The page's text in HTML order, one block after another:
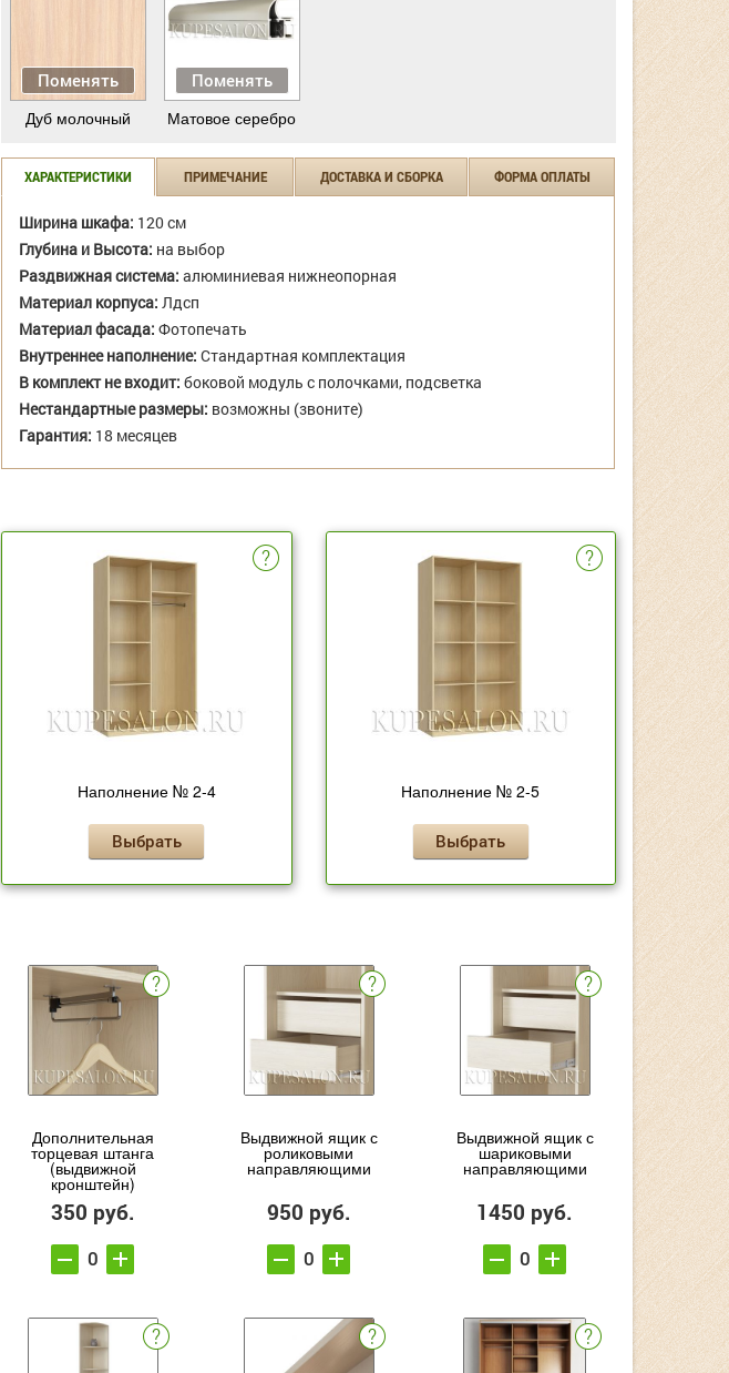
Поменять
Дуб молочный
Поменять
Матовое серебро
ХАРАКТЕРИСТИКИ ПРИМЕЧАНИЕ ДОСТАВКА И СБОРКА ФОРМА ОПЛАТЫ
Ширина шкафа: 120 см
Глубина и Высота: на выбор
Раздвижная система: алюминиевая нижнеопорная
Материал корпуса: Лдсп
Материал фасада: Фотопечать
Внутреннее наполнение: Стандартная комплектация
В комплект не входит: боковой модуль с полочками, подсветка
Нестандартные размеры: возможны (звоните)
Гарантия: 18 месяцев
Наполнение № 2-4
Выбрать
Наполнение № 2-5
Выбрать
Дополнительная
торцевая штанга
(выдвижной
кронштейн)
350 руб.
Выдвижной ящик с
роликовыми
направляющими
950 руб.
Выдвижной ящик с
шариковыми
направляющими
1450 руб.